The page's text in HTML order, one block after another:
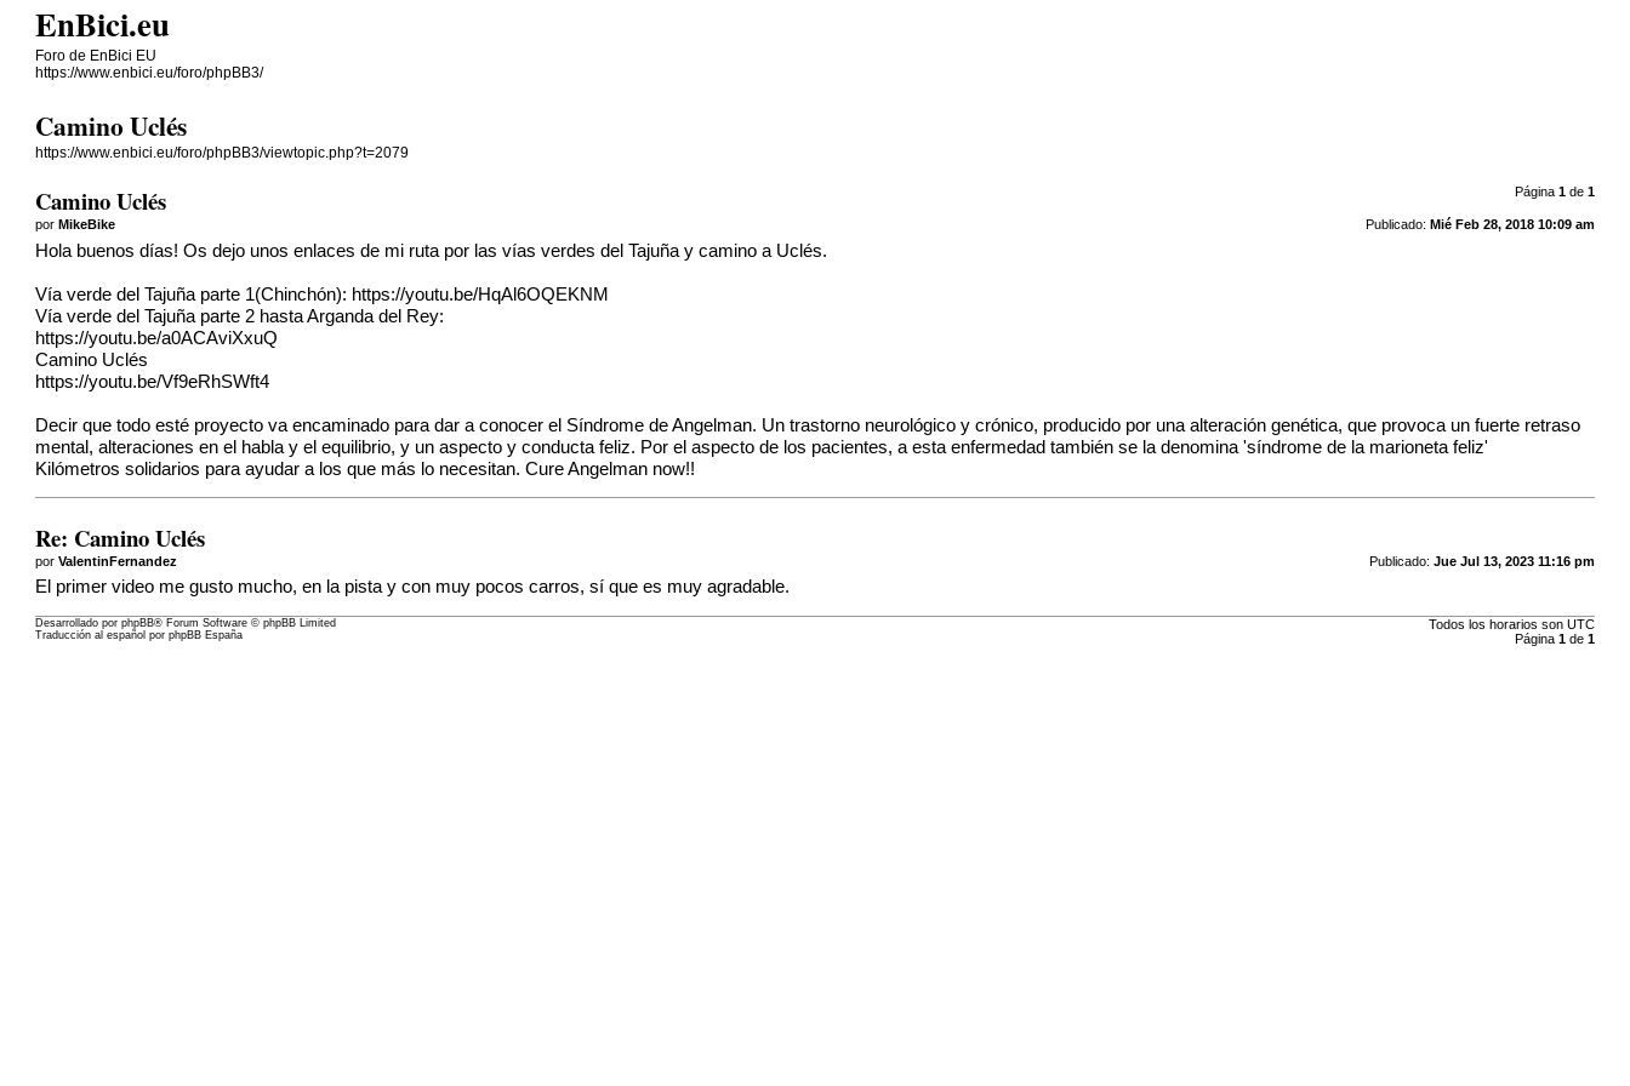
EnBici.eu
Foro de EnBici EU
https://www.enbici.eu/foro/phpBB3/
Camino Uclés
https://www.enbici.eu/foro/phpBB3/viewtopic.php?t=2079
Página 1de 1
Camino Uclés
Publicado: Mié Feb 28, 2018 10:09 am
porMikeBike
Hola buenos días! Os dejo unos enlaces de mi ruta por las vías verdes del Tajuña y camino a Uclés.
Vía verde del Tajuña parte 1(Chinchón): https://youtu.be/HqAl6OQEKNM
Vía verde del Tajuña parte 2 hasta Arganda del Rey:
https://youtu.be/a0ACAviXxuQ
Camino Uclés
https://youtu.be/Vf9eRhSWft4
Decir que todo esté proyecto va encaminado para dar a conocer el Síndrome de Angelman. Un trastorno neurológico y crónico, producido por una alteración genética, que provoca un fuerte retraso
mental, alteraciones en el habla y el equilibrio, y un aspecto y conducta feliz. Por el aspecto de los pacientes, a esta enfermedad también se la denomina 'síndrome de la marioneta feliz'
Kilómetros solidarios para ayudar a los que más lo necesitan. Cure Angelman now!!
Re: Camino Uclés
Publicado: Jue Jul 13, 2023 11:16 pm
porValentinFernandez
El primer video me gusto mucho, en la pista y con muy pocos carros, sí que es muy agradable.
Todos los horarios son UTC
Página 1de 1
Desarrollado porphpBB® Forum Software © phpBB Limited
Traducción al español porphpBB España